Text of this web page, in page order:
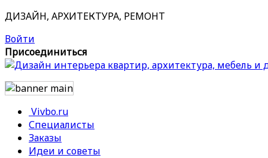
ДИЗАЙН, АРХИТЕКТУРА, РЕМОНТ
Войти
Присоединиться
Vivbo.ru
Специалисты
Заказы
Идеи и советы